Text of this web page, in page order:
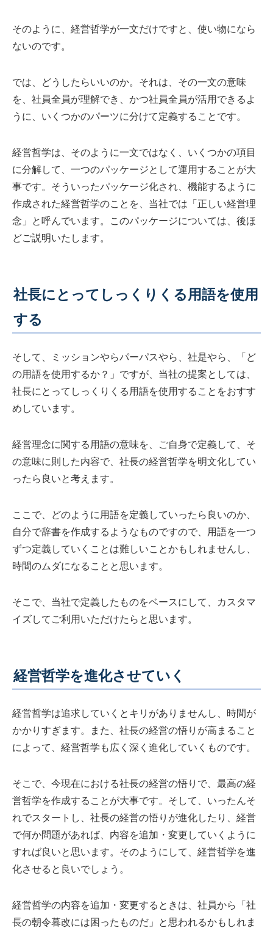
そのように、経営哲学が一文だけですと、使い物になら
ないのです。
では、どうしたらいいのか。それは、その一文の意味
を、社員全員が理解でき、かつ社員全員が活用できるよ
うに、いくつかのパーツに分けて定義することです。
経営哲学は、そのように一文ではなく、いくつかの項目
に分解して、一つのパッケージとして運用することが大
事です。そういったパッケージ化され、機能するように
作成された経営哲学のことを、当社では「正しい経営理
念」と呼んでいます。このパッケージについては、後ほ
どご説明いたします。
社長にとってしっくりくる用語を使用
する
そして、ミッションやらパーパスやら、社是やら、「ど
の用語を使用するか？」ですが、当社の提案としては、
社長にとってしっくりくる用語を使用することをおすす
めしています。
経営理念に関する用語の意味を、ご自身で定義して、そ
の意味に則した内容で、社長の経営哲学を明文化してい
ったら良いと考えます。
ここで、どのように用語を定義していったら良いのか、
自分で辞書を作成するようなものですので、用語を一つ
ずつ定義していくことは難しいことかもしれませんし、
時間のムダになることと思います。
そこで、当社で定義したものをベースにして、カスタマ
イズしてご利用いただけたらと思います。
経営哲学を進化させていく
経営哲学は追求していくとキリがありませんし、時間が
かかりすぎます。また、社長の経営の悟りが高まること
によって、経営哲学も広く深く進化していくものです。
そこで、今現在における社長の経営の悟りで、最高の経
営哲学を作成することが大事です。そして、いったんそ
れでスタートし、社長の経営の悟りが進化したり、経営
で何か問題があれば、内容を追加・変更していくように
すれば良いと思います。そのようにして、経営哲学を進
化させると良いでしょう。
経営哲学の内容を追加・変更するときは、社員から「社
長の朝令暮改には困ったものだ」と思われるかもしれま